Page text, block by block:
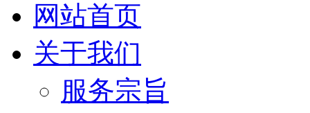
网站首页
关于我们
服务宗旨